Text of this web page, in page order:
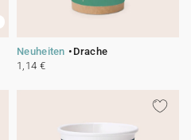
Neuheiten
Drache
1,14 €